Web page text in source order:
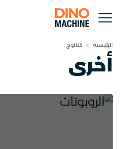
الرئيسية كتالوج
أخرى